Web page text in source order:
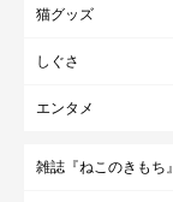
猫グッズ
しぐさ
エンタメ
雑誌『ねこのきもち』